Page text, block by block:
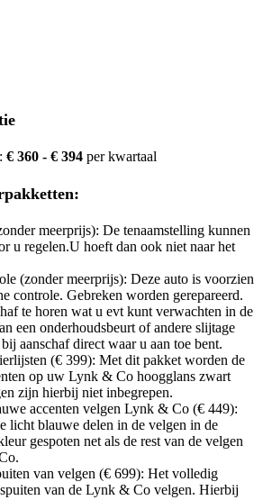
€ 360 - € 394 per kwartaal
meerprijs): De tenaamstelling kunnen
u regelen.U hoeft dan ook niet naar het
(zonder meerprijs): Deze auto is voorzien
controle. Gebreken worden gerepareerd.
te horen wat u evt kunt verwachten in de
een onderhoudsbeurt of andere slijtage
aanschaf direct waar u aan toe bent.
(€ 399): Met dit pakket worden de
op uw Lynk & Co hoogglans zwart
zijn hierbij niet inbegrepen.
accenten velgen Lynk & Co (€ 449):
licht blauwe delen in de velgen in de
gespoten net als de rest van de velgen
van velgen (€ 699): Het volledig
van de Lynk & Co velgen. Hierbij